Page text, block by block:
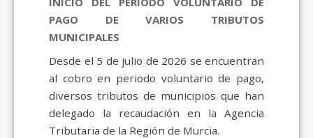
PAGO DE VARIOS TRIBUTOS
MUNICIPALES
Desde el 5 de julio de 2026 se encuentran
al cobro en periodo voluntario de pago,
diversos tributos de municipios que han
delegado la recaudación en la Agencia
Tributaria de la Región de Murcia.